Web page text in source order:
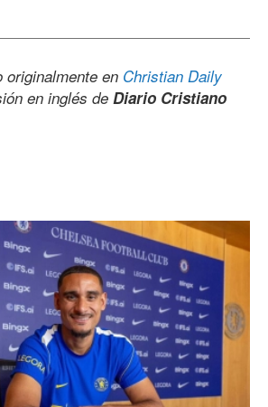
en Christian Daily
en inglés de Diario Cristiano